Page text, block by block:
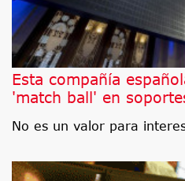
Esta compañía
'match ball' en
No es un valor para